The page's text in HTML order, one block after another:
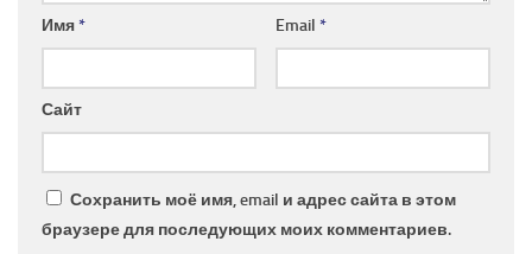
Имя* Email *
Сайт
Сохранить моё имя, email и адрес сайта в этом
браузере для последующих моих комментариев.